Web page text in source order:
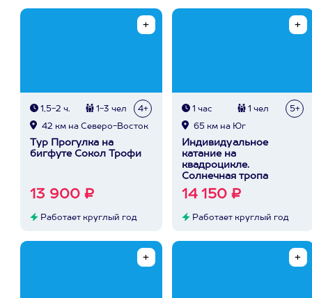
1,5-2 ч. 1-3 чел 4+
42 км на Северо-Восток
Тур Прогулка на
бигфуте Сокол Трофи
13 900 ₽
Работает круглый год
1 час 1 чел 5+
65 км на Юг
Индивидуальное
катание на
квадроцикле.
Солнечная тропа
14 150 ₽
Работает круглый год